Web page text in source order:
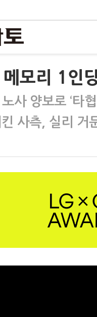
메모리 1인
사 양보로 ‘타협
사측, 실리 거